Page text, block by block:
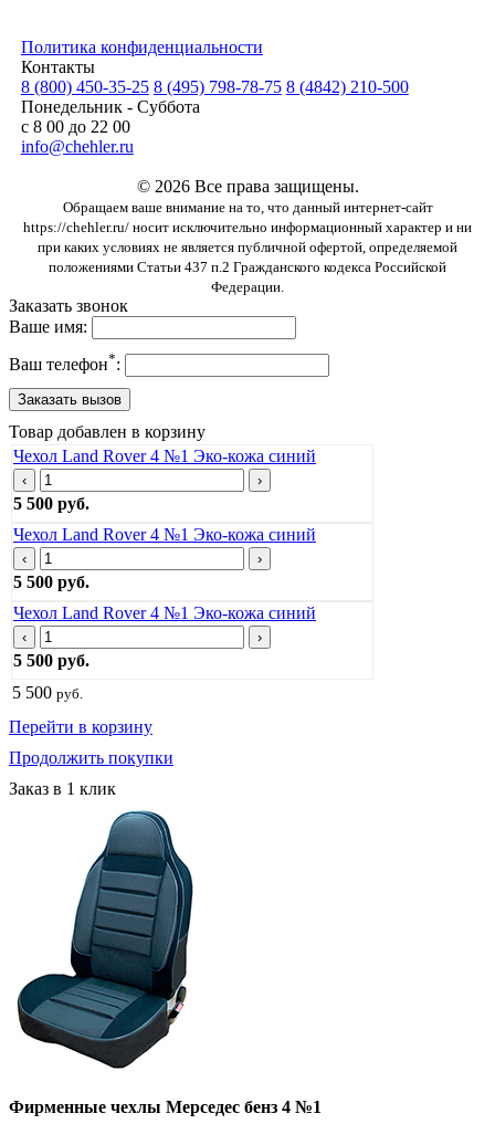
Политика конфиденциальности
Контакты
8 (800) 450-35-25 8 (495) 798-78-75 8 (4842) 210-500
Понедельник - Суббота
с 8 00 до 22 00
info@chehler.ru
© 2026 Все права защищены.
Обращаем ваше внимание на то, что данный интернет-сайт
https://chehler.ru/ носит исключительно информационный характер и ни
при каких условиях не является публичной офертой, определяемой
положениями Статьи 437 п.2 Гражданского кодекса Российской
Федерации.
Заказать звонок
Ваше имя:
Ваш телефон*:
Товар добавлен в корзину
Чехол Land Rover 4 №1 Эко-кожа синий
‹ ›
5 500 руб.
Чехол Land Rover 4 №1 Эко-кожа синий
‹ ›
5 500 руб.
Чехол Land Rover 4 №1 Эко-кожа синий
‹ ›
5 500 руб.
5 500 руб.
Перейти в корзину
Продолжить покупки
Заказ в 1 клик
Фирменные чехлы Мерседес бенз 4 №1